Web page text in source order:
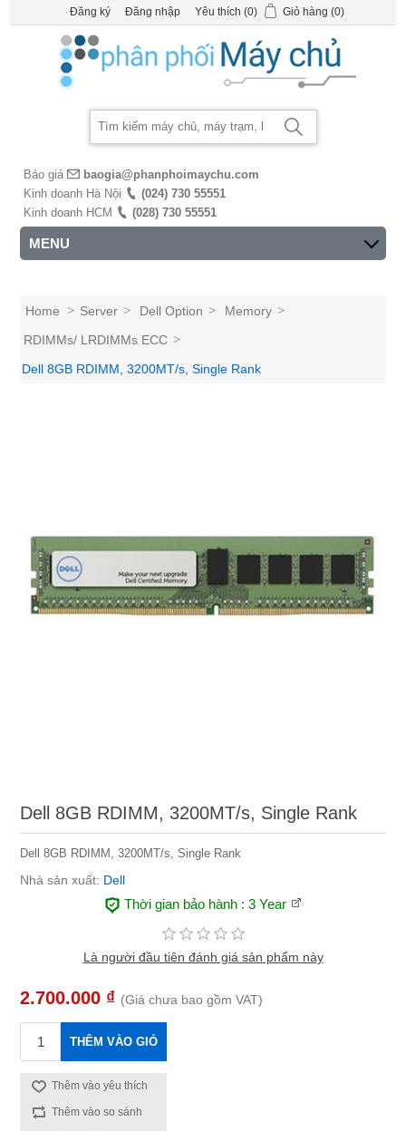
Đăng ký Đăng nhập Yêu thích (0) Giỏ hàng (0)
Báo giá
baogia@phanphoimaychu.com
Kinh doanh Hà Nội
(024) 730 55551
Kinh doanh HCM
(028) 730 55551
MENU
Home > Server > Dell Option > Memory >
RDIMMs/ LRDIMMs ECC >
Dell 8GB RDIMM, 3200MT/s, Single Rank
Dell 8GB RDIMM, 3200MT/s, Single Rank
Dell 8GB RDIMM, 3200MT/s, Single Rank
Nhà sản xuất: Dell
Thời gian bảo hành : 3 Year
Là người đầu tiên đánh giá sản phẩm này
2.700.000 ₫ (Giá chưa bao gồm VAT)
THÊM VÀO GIỎ
Thêm vào yêu thích
Thêm vào so sánh